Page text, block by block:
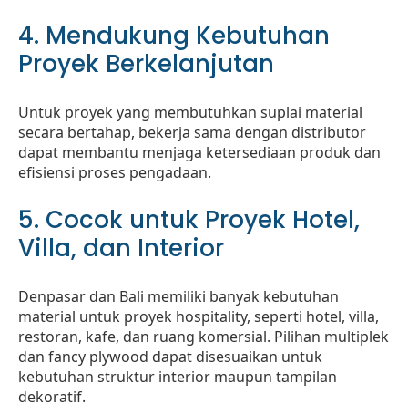
4. Mendukung Kebutuhan
Proyek Berkelanjutan
Untuk proyek yang membutuhkan suplai material
secara bertahap, bekerja sama dengan distributor
dapat membantu menjaga ketersediaan produk dan
efisiensi proses pengadaan.
5. Cocok untuk Proyek Hotel,
Villa, dan Interior
Denpasar dan Bali memiliki banyak kebutuhan
material untuk proyek hospitality, seperti hotel, villa,
restoran, kafe, dan ruang komersial. Pilihan multiplek
dan fancy plywood dapat disesuaikan untuk
kebutuhan struktur interior maupun tampilan
dekoratif.